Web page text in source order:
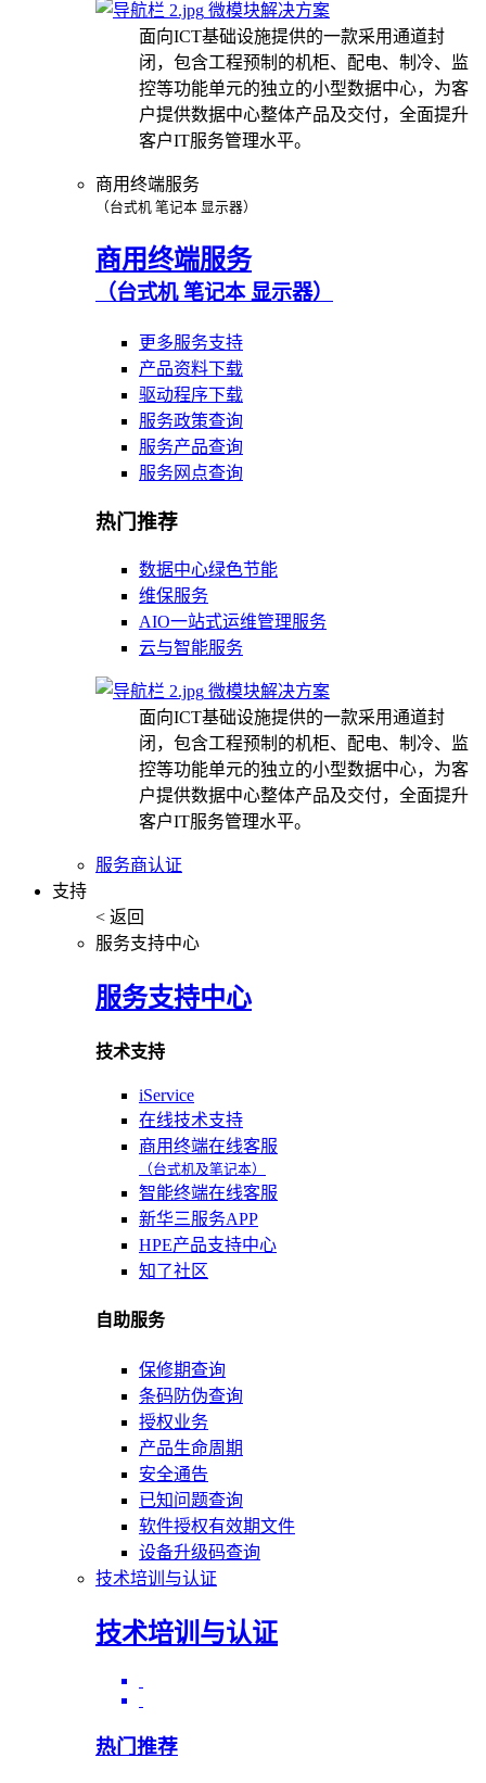
微模块解决方案
面向ICT基础设施提供的一款采用通道封
闭，包含工程预制的机柜、配电、制冷、监
控等功能单元的独立的小型数据中心，为客
户提供数据中心整体产品及交付，全面提升
客户IT服务管理水平。
商用终端服务
（台式机 笔记本 显示器）
商用终端服务
（台式机 笔记本 显示器）
更多服务支持
产品资料下载
驱动程序下载
服务政策查询
服务产品查询
服务网点查询
热门推荐
数据中心绿色节能
维保服务
AIO一站式运维管理服务
云与智能服务
微模块解决方案
面向ICT基础设施提供的一款采用通道封
闭，包含工程预制的机柜、配电、制冷、监
控等功能单元的独立的小型数据中心，为客
户提供数据中心整体产品及交付，全面提升
客户IT服务管理水平。
服务商认证
支持
< 返回
服务支持中心
服务支持中心
技术支持
iService
在线技术支持
商用终端在线客服
（台式机及笔记本）
智能终端在线客服
新华三服务APP
HPE产品支持中心
知了社区
自助服务
保修期查询
条码防伪查询
授权业务
产品生命周期
安全通告
已知问题查询
软件授权有效期文件
设备升级码查询
技术培训与认证
技术培训与认证
热门推荐